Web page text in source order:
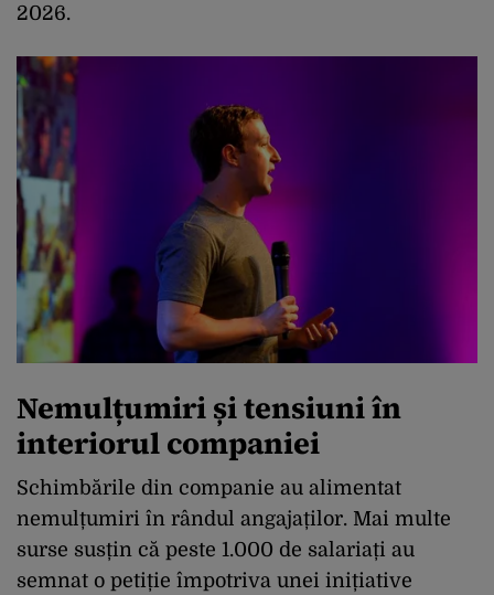
2026.
Nemulțumiri și tensiuni în
interiorul companiei
Schimbările din companie au alimentat
nemulțumiri în rândul angajaților. Mai multe
surse susțin că peste 1.000 de salariați au
semnat o petiție împotriva unei inițiative